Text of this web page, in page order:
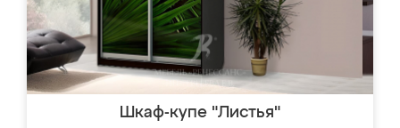
Шкаф-купе "Листья"